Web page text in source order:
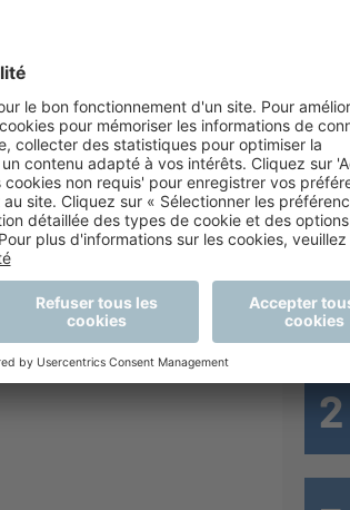
que les pharmaciens
leurs valeurs
la part de marché est autour
pour renouveler notre offre
dizaine de fabricants), la
produits sont difficilement
& de l’Equipement
temps, de contraindre les